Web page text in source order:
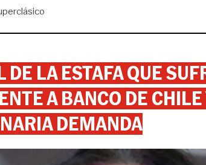
LA ESTAFA QUE
A BANCO DE CHILE
DEMANDA